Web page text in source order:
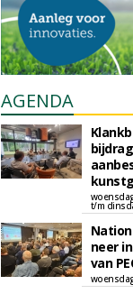
AGENDA
t/m
neer
van